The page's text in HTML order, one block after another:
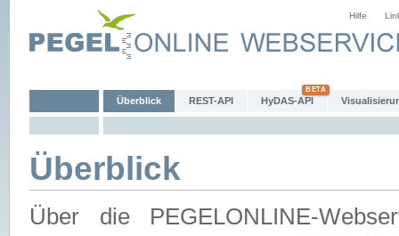
Hilfe
Überblick REST-API HyDAS-API
Überblick
Über die PEGELONLINE-